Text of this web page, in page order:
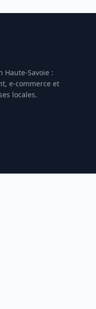
Savoie :
e-commerce et
locales.